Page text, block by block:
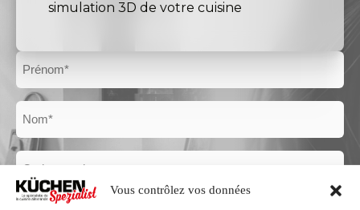
Vous contrôlez vos données
simulation 3D de votre cuisine
Prénom
Nom
Code